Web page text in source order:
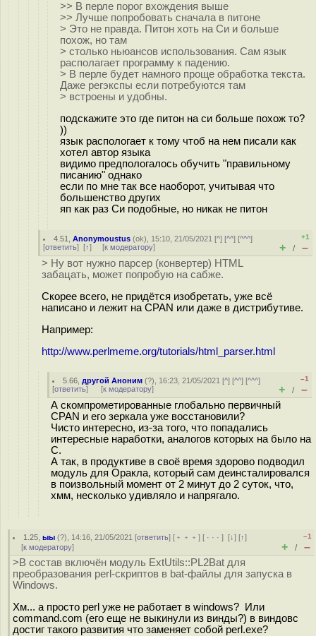
>> В перле порог вхождения выше
>> Лучше попробовать сначала в питоне
> Это не правда. Питон хоть на Си и больше
похож, но там
> столько ньюансов использования. Сам язык
располагает программу к падению.
> В перле будет намного проще обработка текста.
Даже регэкспы если потребуются там
> встроены и удобны.
подскажите это где питон на си больше похож то?
))
язык распологает к тому чтоб на нем писали как
хотел автор языка
видимо предпологалось обучить "правильному
писанию" однако
если по мне так все наоборот, учитывая что
большенство других
яп как раз Си подобные, но никак не питон
4.51 ,Anonymoustus (ok), 15:10, 21/05/2021 [^] [^^] [^^^]
[ответить] [↑] [к модератору]
+1
+ / –
> Ну вот нужно парсер (конвертер) HTML
забацать, может попробую на сабже.
Скорее всего, не придётся изобретать, уже всё
написано и лежит на CPAN или даже в дистрибутиве.
Например:
http://www.perlmeme.org/tutorials/html_parser.html
5.66 другой Аноним (?), 16:23, 21/05/2021 [^] [^^] [^^^]
[ответить] [к модератору]
–1
+ / –
А скомпрометированные глобально первичный
CPAN и его зеркала уже восстановили?
Чисто интересно, из-за того, что попадались
интересные наработки, аналогов которых на было на
С.
А так, в продуктиве в своё время здорово подводил
модуль для Оракла, который сам деинсталировался
в поизвольный момент от 2 минут до 2 суток, что,
хмм, несколько удивляло и напрягало.
1.25 ,ыы (?), 14:16, 21/05/2021 [ответить] [ ﹢﹢﹢] [ · · ·][↓] [↑]
[к модератору]
–1
+ / –
>В состав включён модуль ExtUtils::PL2Bat для
преобразования perl-скриптов в bat-файлы для запуска в
Windows.
Хм... а просто perl уже не работает в windows? Или
command.com (его еще не выкинули из винды?) в виндовс
достиг такого развития что заменяет собой perl.exe?